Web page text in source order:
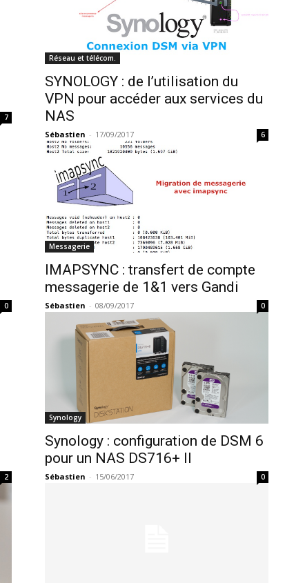
7
Réseau et télécom.
SYNOLOGY : de l’utilisation du
VPN pour accéder aux services du
NAS
Sébastien - 17/09/2017 6
0
Messagerie
IMAPSYNC : transfert de compte
messagerie de 1&1 vers Gandi
Sébastien - 08/09/2017 0
2
Synology
Synology : configuration de DSM 6
pour un NAS DS716+ II
Sébastien - 15/06/2017 0